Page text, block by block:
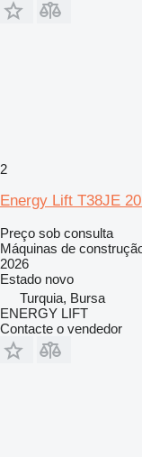
2
Energy Lift T38JE
Preço sob consulta
Máquinas de
2026
Estado novo
Turquia, Bursa
ENERGY LIFT
Contacte o vendedor